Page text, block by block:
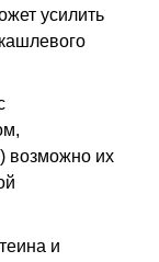
усилить
возможно их
и